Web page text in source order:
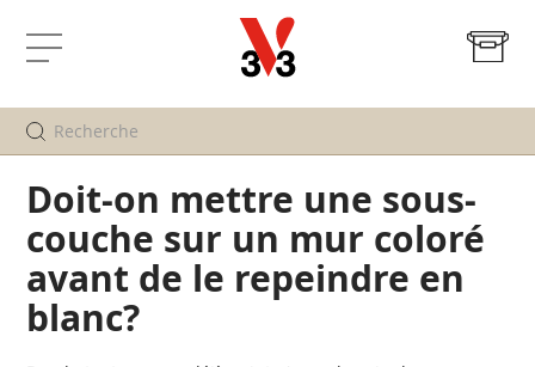
Affichage
navigation
Doit-on mettre une sous-
couche sur un mur coloré
avant de le repeindre en
blanc?